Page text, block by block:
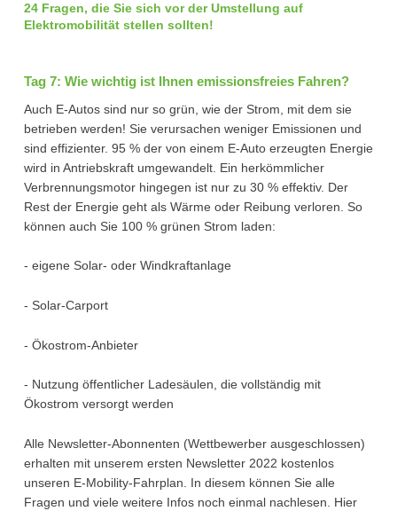
24 Fragen, die Sie sich vor der Umstellung auf
Elektromobilität stellen sollten!
Tag 7: Wie wichtig ist Ihnen emissionsfreies Fahren?
Auch E-Autos sind nur so grün, wie der Strom, mit dem sie
betrieben werden! Sie verursachen weniger Emissionen und
sind effizienter. 95 % der von einem E-Auto erzeugten Energie
wird in Antriebskraft umgewandelt. Ein herkömmlicher
Verbrennungsmotor hingegen ist nur zu 30 % effektiv. Der
Rest der Energie geht als Wärme oder Reibung verloren. So
können auch Sie 100 % grünen Strom laden:
- eigene Solar- oder Windkraftanlage
- Solar-Carport
- Ökostrom-Anbieter
- Nutzung öffentlicher Ladesäulen, die vollständig mit
Ökostrom versorgt werden
Alle Newsletter-Abonnenten (Wettbewerber ausgeschlossen)
erhalten mit unserem ersten Newsletter 2022 kostenlos
unseren E-Mobility-Fahrplan. In diesem können Sie alle
Fragen und viele weitere Infos noch einmal nachlesen. Hier